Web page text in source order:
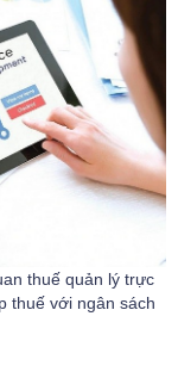
thuế quản lý trực
thuế với ngân sách